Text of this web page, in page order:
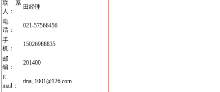
联系
人：
田经理
电
话：
021-57566456
手
机：
15026988835
邮
编：
201400
E-
mail：
tina_1001@126.com